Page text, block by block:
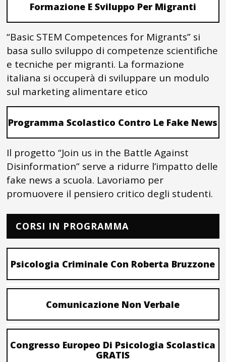
Formazione E Sviluppo Per Migranti
“Basic STEM Competences for Migrants” si
basa sullo sviluppo di competenze scientifiche
e tecniche per migranti. La formazione
italiana si occuperà di sviluppare un modulo
sul marketing alimentare etico
Programma Scolastico Contro Le Fake News
Il progetto “Join us in the Battle Against
Disinformation” serve a ridurre l’impatto delle
fake news a scuola. Lavoriamo per
promuovere il pensiero critico degli studenti.
CORSI IN PROGRAMMA
Psicologia Criminale Con Roberta Bruzzone
Comunicazione Non Verbale
Congresso Europeo Di Psicologia Scolastica
GRATIS